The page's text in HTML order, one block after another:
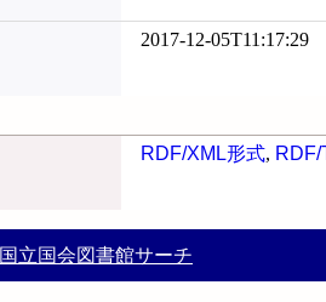
2017-12-05T11:17:29
RDF/XML形式, RDF/
国立国会図書館サーチ